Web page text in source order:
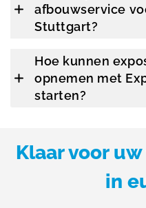
afbouwservice
Stuttgart?
Hoe kunnen
opnemen met
starten?
Klaar voor
in